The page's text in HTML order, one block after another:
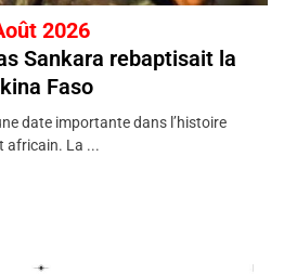
2026
Sankara rebaptisait la
Faso
date importante dans l’histoire
africain. La ...